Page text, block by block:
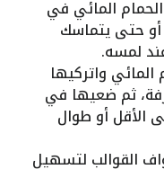
المائي في
60 دقيقة أو حتى يتماسك
لمسه.
واتركيها
ثم ضعيها في
على الأقل أو طوال
القوالب لتسهيل